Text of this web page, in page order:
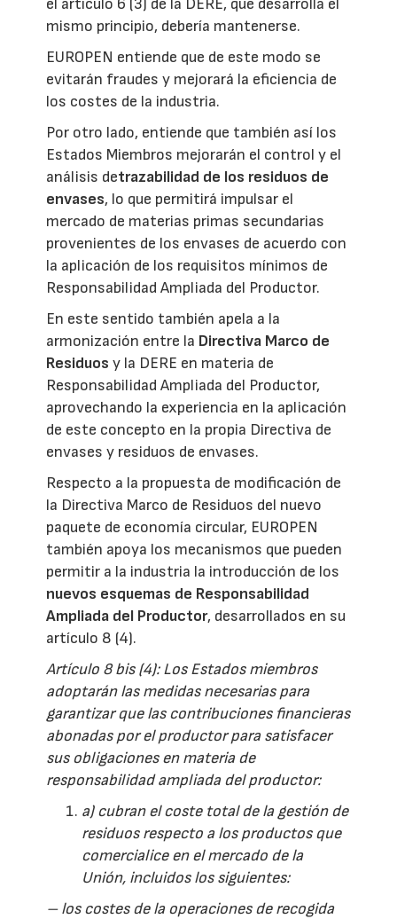
el artículo 6 (3) de la DERE, que desarrolla el
mismo principio, debería mantenerse.
EUROPEN entiende que de este modo se
evitarán fraudes y mejorará la eficiencia de
los costes de la industria.
Por otro lado, entiende que también así los
Estados Miembros mejorarán el control y el
análisis detrazabilidad de los residuos de
envases, lo que permitirá impulsar el
mercado de materias primas secundarias
provenientes de los envases de acuerdo con
la aplicación de los requisitos mínimos de
Responsabilidad Ampliada del Productor.
En este sentido también apela a la
armonización entre la Directiva Marco de
Residuos y la DERE en materia de
Responsabilidad Ampliada del Productor,
aprovechando la experiencia en la aplicación
de este concepto en la propia Directiva de
envases y residuos de envases.
Respecto a la propuesta de modificación de
la Directiva Marco de Residuos del nuevo
paquete de economía circular, EUROPEN
también apoya los mecanismos que pueden
permitir a la industria la introducción de los
nuevos esquemas de Responsabilidad
Ampliada del Productor, desarrollados en su
artículo 8 (4).
Artículo 8 bis (4): Los Estados miembros
adoptarán las medidas necesarias para
garantizar que las contribuciones financieras
abonadas por el productor para satisfacer
sus obligaciones en materia de
responsabilidad ampliada del productor:
a) cubran el coste total de la gestión de
residuos respecto a los productos que
comercialice en el mercado de la
Unión, incluidos los siguientes:
– los costes de la operaciones de recogida